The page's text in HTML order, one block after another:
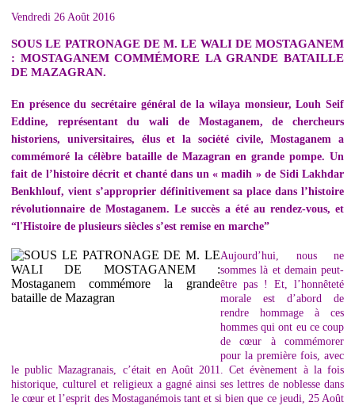
Vendredi 26 Août 2016
SOUS LE PATRONAGE DE M. LE WALI DE MOSTAGANEM
: MOSTAGANEM COMMÉMORE LA GRANDE BATAILLE
DE MAZAGRAN.
En présence du secrétaire général de la wilaya monsieur, Louh Seif
Eddine, représentant du wali de Mostaganem, de chercheurs
historiens, universitaires, élus et la société civile, Mostaganem a
commémoré la célèbre bataille de Mazagran en grande pompe. Un
fait de l’histoire décrit et chanté dans un « madih » de Sidi Lakhdar
Benkhlouf, vient s’approprier définitivement sa place dans l’histoire
révolutionnaire de Mostaganem. Le succès a été au rendez-vous, et
“l'Histoire de plusieurs siècles s’est remise en marche”
Aujourd’hui, nous ne
sommes là et demain peut-
être pas ! Et, l’honnêteté
morale est d’abord de
rendre hommage à ces
hommes qui ont eu ce coup
de cœur à commémorer
pour la première fois, avec
le public Mazagranais, c’était en Août 2011. Cet évènement à la fois
historique, culturel et religieux a gagné ainsi ses lettres de noblesse dans
le cœur et l’esprit des Mostaganémois tant et si bien que ce jeudi, 25 Août